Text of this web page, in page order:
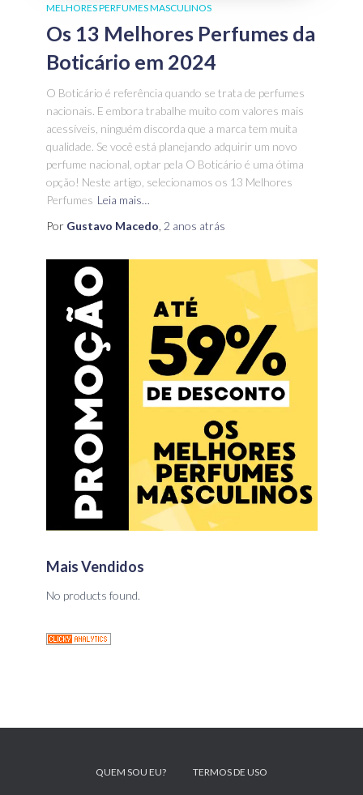
MELHORES PERFUMES MASCULINOS
Os 13 Melhores Perfumes da
Boticário em 2024
O Boticário é referência quando se trata de perfumes
nacionais. E embora trabalhe muito com valores mais
acessíveis, ninguém discorda que a marca tem muita
qualidade. Se você está planejando adquirir um novo
perfume nacional, optar pela O Boticário é uma ótima
opção! Neste artigo, selecionamos os 13 Melhores
Perfumes Leia mais…
Por Gustavo Macedo 2 anos atrás
Mais Vendidos
No products found.
QUEM SOU EU? TERMOS DE USO